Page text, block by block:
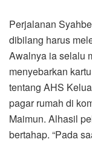
Perjalanan
dibilang harus
Awalnya ia selalu
menyebarkan
tentang AHS
pagar rumah di
Maimun. Alhasil
bertahap. “Pada